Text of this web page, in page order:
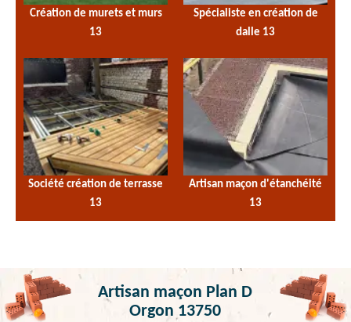
Création de murets et murs
13
Spécialiste en création de
dalle 13
Société création de terrasse
13
Artisan maçon d'étanchéité
13
Artisan maçon Plan D
Orgon 13750